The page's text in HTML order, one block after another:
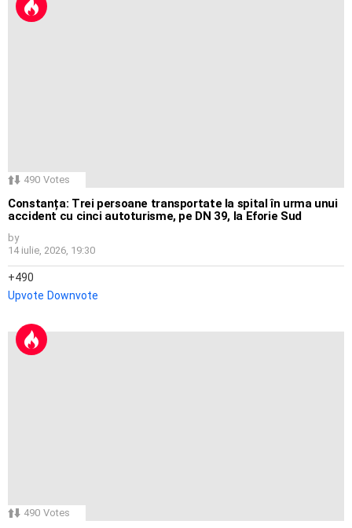
490 Votes
Constanța: Trei persoane transportate la spital în urma unui
accident cu cinci autoturisme, pe DN 39, la Eforie Sud
by
14 iulie, 2026, 19:30
490
Upvote Downvote
490 Votes